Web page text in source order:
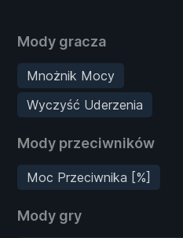
Mody gracza
Mnożnik Mocy
Wyczyść Uderzenia
Mody przeciwników
Moc Przeciwnika [%]
Mody gry